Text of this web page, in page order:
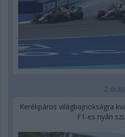
2
Kerékpáros világbajnokságra
F1-es nyári